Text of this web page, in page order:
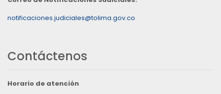
notificaciones.judiciales@tolima.gov.co
Contáctenos
Horario de atención